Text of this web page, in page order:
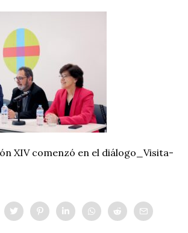
XIV comenzó en el diálogo_Visita-